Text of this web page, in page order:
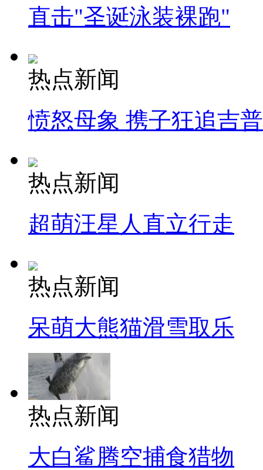
直击"圣诞泳装裸跑"
热点新闻
愤怒母象 携子狂追吉
热点新闻
超萌汪星人直立行走
热点新闻
呆萌大熊猫滑雪取乐
热点新闻
大白鲨腾空捕食猎物